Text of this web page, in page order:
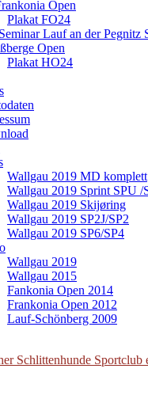
Open
Plakat FO24
Lauf an der Pegnitz
Open
Plakat HO24
Wallgau 2019 MD komplett
Wallgau 2019 Sprint SPU /
Wallgau 2019 Skijøring
Wallgau 2019 SP2J/SP2
Wallgau 2019 SP6/SP4
Wallgau 2019
Wallgau 2015
Fankonia Open 2014
Frankonia Open 2012
Lauf-Schönberg 2009
Schlittenhunde Sportclub